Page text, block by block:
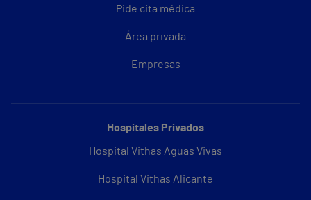
Pide cita médica
Área privada
Empresas
Hospitales Privados
Hospital Vithas Aguas Vivas
Hospital Vithas Alicante